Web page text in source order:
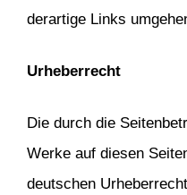
derartige Links
Urheberrecht
Die durch die
Werke auf diesen
deutschen